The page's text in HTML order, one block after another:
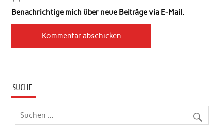
Benachrichtige mich über neue Beiträge via E-Mail.
SUCHE